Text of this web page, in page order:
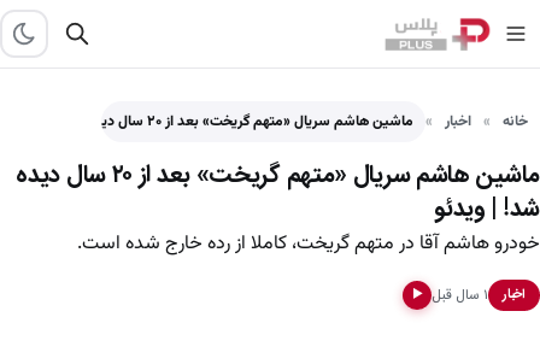
خانه اخبار ماشین هاشم سریال «متهم گریخت» بعد از ۲۰ سال دیده…
ماشین هاشم سریال «متهم گریخت» بعد از ۲۰ سال دیده
شد! | ویدئو
خودرو هاشم آقا در متهم گریخت، کاملا از رده خارج شده است.
اخبار ۱ سال قبل ▶